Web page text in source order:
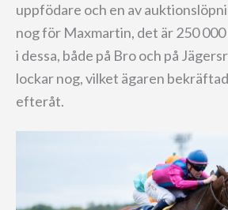
uppfödare och en av
nog för Maxmartin, det är 250
i dessa, både på Bro och på
lockar nog, vilket ägaren
efteråt.